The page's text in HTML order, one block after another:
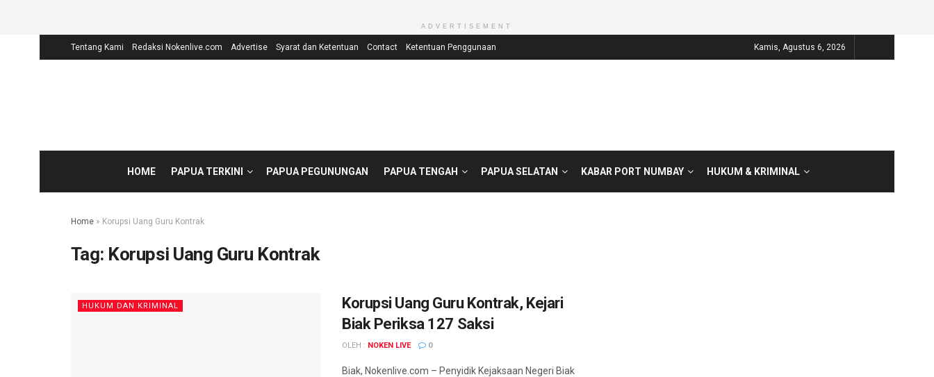
ADVERTISEMENT
Tentang Kami Redaksi Nokenlive.com Advertise Syarat dan Ketentuan Contact Ketentuan Penggunaan Kamis, Agustus 6, 2026
HOME PAPUA TERKINI PAPUA PEGUNUNGAN PAPUA TENGAH PAPUA SELATAN KABAR PORT NUMBAY HUKUM & KRIMINAL
Home » Korupsi Uang Guru Kontrak
Tag: Korupsi Uang Guru Kontrak
HUKUM DAN KRIMINAL
Korupsi Uang Guru Kontrak, Kejari
Biak Periksa 127 Saksi
OLEH : NOKEN LIVE 0
Biak, Nokenlive.com – Penyidik Kejaksaan Negeri Biak